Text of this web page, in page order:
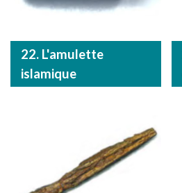
22. L'amulette
islamique